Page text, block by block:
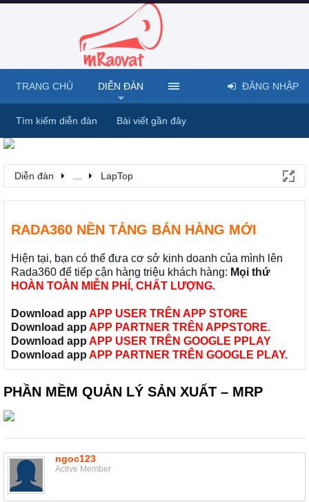
Diễn đàn LapTop
RADA360 NỀN TẢNG BÁN HÀNG MỚI
Hiện tại, bạn có thể đưa cơ sở kinh doanh của mình lên
Rada360 để tiếp cận hàng triệu khách hàng: Mọi thứ
HOÀN TOÀN MIỄN PHÍ, CHẤT LƯỢNG.
Download app APP USER TRÊN APP STORE
Download app APP PARTNER TRÊN APPSTORE.
Download app APP USER TRÊN GOOGLE PPLAY
Download app APP PARTNER TRÊN GOOGLE PLAY.
PHẦN MỀM QUẢN LÝ SẢN XUẤT – MRP
ngoc123
Active Member
TRANG CHỦ DIỄN ĐÀN
Tìm kiếm diễn đàn Bài viết gần đây
ĐĂNG NHẬP